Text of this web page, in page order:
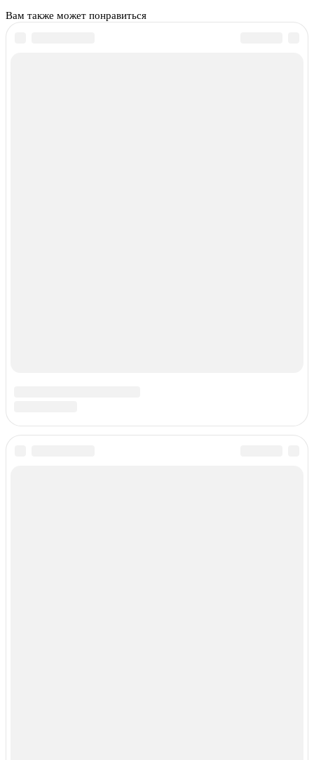
Вам также может понравиться